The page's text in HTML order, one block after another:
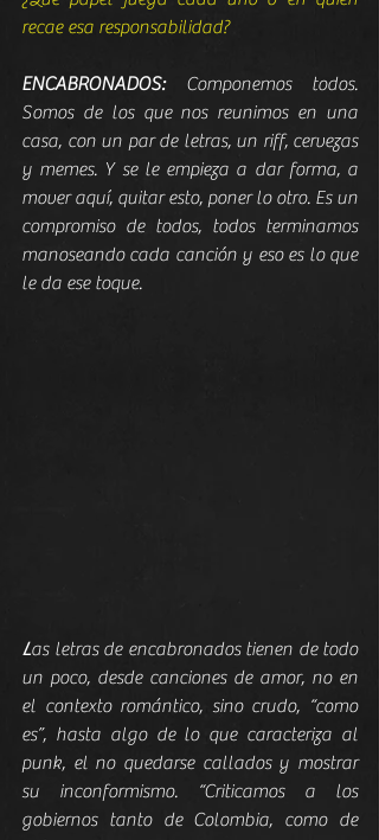
recae esa responsabilidad?
ENCABRONADOS: Componemos todos.
Somos de los que nos reunimos en una
casa, con un par de letras, un riff, cervezas
y memes. Y se le empieza a dar forma, a
mover aquí, quitar esto, poner lo otro. Es un
compromiso de todos, todos terminamos
manoseando cada canción y eso es lo que
le da ese toque.
Las letras de encabronados tienen de todo
un poco, desde canciones de amor, no en
el contexto romántico, sino crudo, “como
es”, hasta algo de lo que caracteriza al
punk, el no quedarse callados y mostrar
su inconformismo. “Criticamos a los
gobiernos tanto de Colombia, como de